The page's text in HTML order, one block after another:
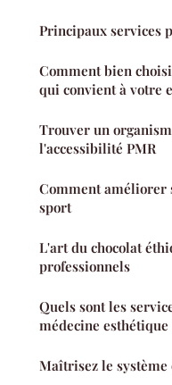
Principaux services
Comment bien
qui convient à votre
Trouver un
l'accessibilité PMR
Comment améliorer
sport
L'art du chocolat
professionnels
Quels sont les
médecine esthétique
Maîtrisez le